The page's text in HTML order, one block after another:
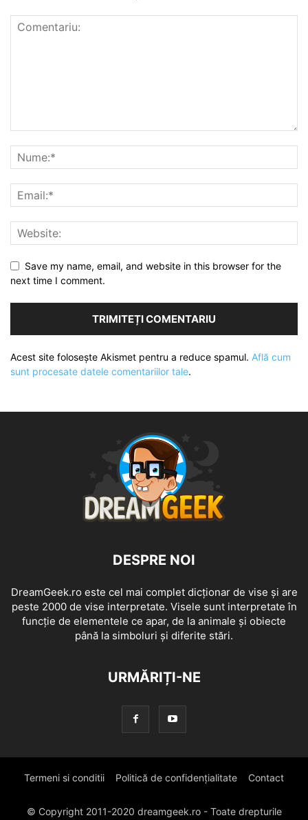
Save my name, email, and website in this browser for the
next time I comment.
Acest site folosește Akismet pentru a reduce spamul. Află cum
sunt procesate datele comentariilor tale.
DESPRE NOI
DreamGeek.ro este cel mai complet dicționar de vise și are
peste 2000 de vise interpretate. Visele sunt interpretate în
funcție de elementele ce apar, de la animale și obiecte
până la simboluri și diferite stări.
URMĂRIȚI-NE
Termeni si conditii Politică de confidențialitate Contact
© Copyright 2011-2020 dreamgeek.ro - Toate drepturile